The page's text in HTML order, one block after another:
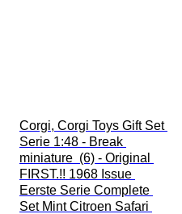
Corgi, Corgi Toys Gift Set
Serie 1:48 - Break
miniature  (6) - Original
FIRST.!! 1968 Issue
Eerste Serie Complete
Set Mint Citroen Safari